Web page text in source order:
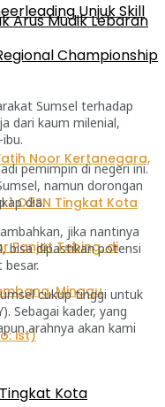
Unjuk Skill
Championship
Kota
Arus Mudik Lebaran
Sumsel terhadap
dari kaum milenial,
pemimpin di negeri ini.
namun dorongan
dia.
jika nantinya
bisa dipastikan potensi
cukup tinggi untuk
Sebagai kader, yang
arahnya akan kami